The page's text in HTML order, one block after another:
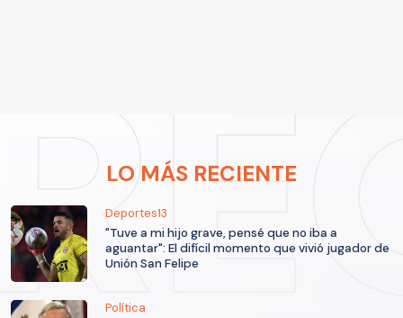
LO MÁS RECIENTE
Deportes13
"Tuve a mi hijo grave, pensé que no iba a
aguantar": El difícil momento que vivió jugador de
Unión San Felipe
Política